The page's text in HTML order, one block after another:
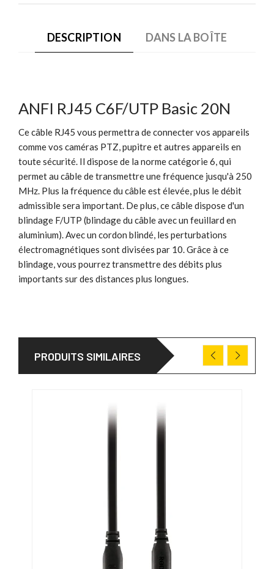
DESCRIPTION DANS LA BOÎTE
ANFI RJ45 C6F/UTP Basic 20N
Ce câble RJ45 vous permettra de connecter vos appareils
comme vos caméras PTZ, pupitre et autres appareils en
toute sécurité. Il dispose de la norme catégorie 6, qui
permet au câble de transmettre une fréquence jusqu'à 250
MHz. Plus la fréquence du câble est élevée, plus le débit
admissible sera important. De plus, ce câble dispose d'un
blindage F/UTP (blindage du câble avec un feuillard en
aluminium). Avec un cordon blindé, les perturbations
électromagnétiques sont divisées par 10. Grâce à ce
blindage, vous pourrez transmettre des débits plus
importants sur des distances plus longues.
PRODUITS SIMILAIRES